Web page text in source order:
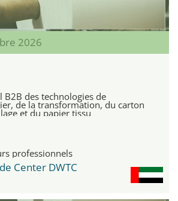
2026
des technologies de
de la transformation, du carton
et du papier tissu
professionnels
Center DWTC